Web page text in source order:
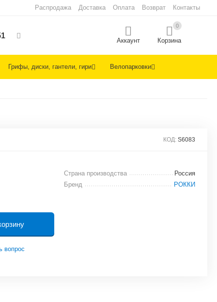
Распродажа Доставка Оплата Возврат Контакты
Аккаунт
0
Корзина
Грифы, диски, гантели, гири Велопарковки
КОД: S6083
вопрос
Страна производства
Россия
Бренд
РОККИ